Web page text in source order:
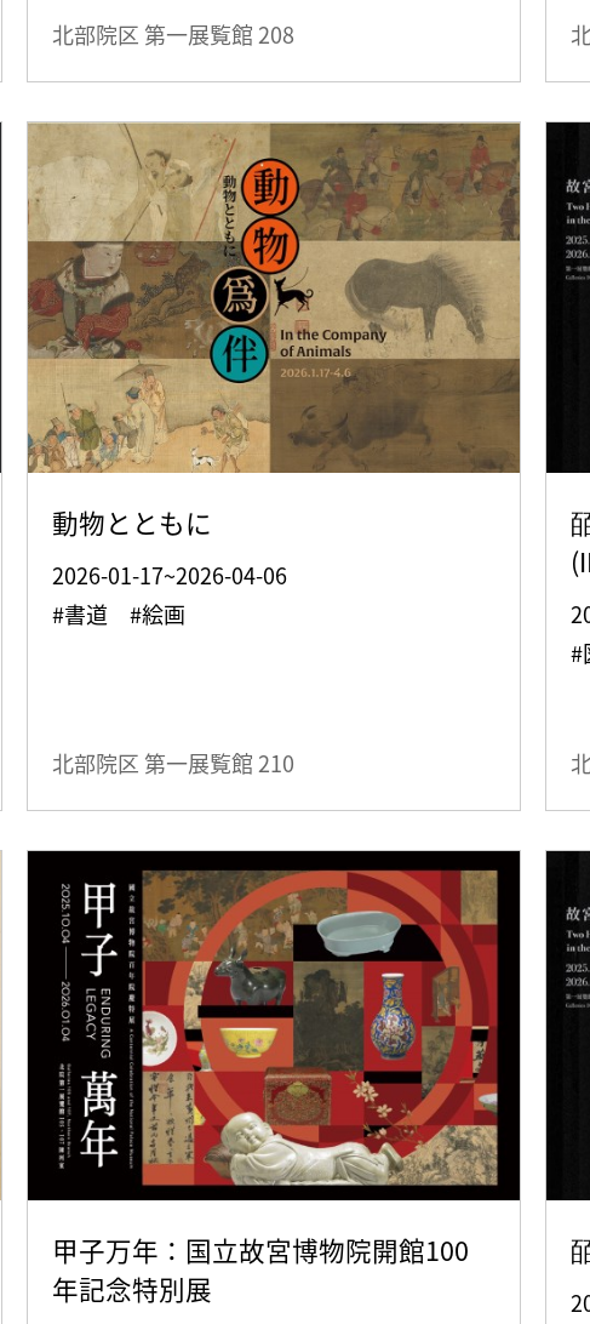
北部院区 第一展覧館208
動物とともに
2026-01-17~2026-04-06
#書道 #絵画
北部院区 第一展覧館 210
#
甲子万年：国立故宮博物院開館100
年記念特別展